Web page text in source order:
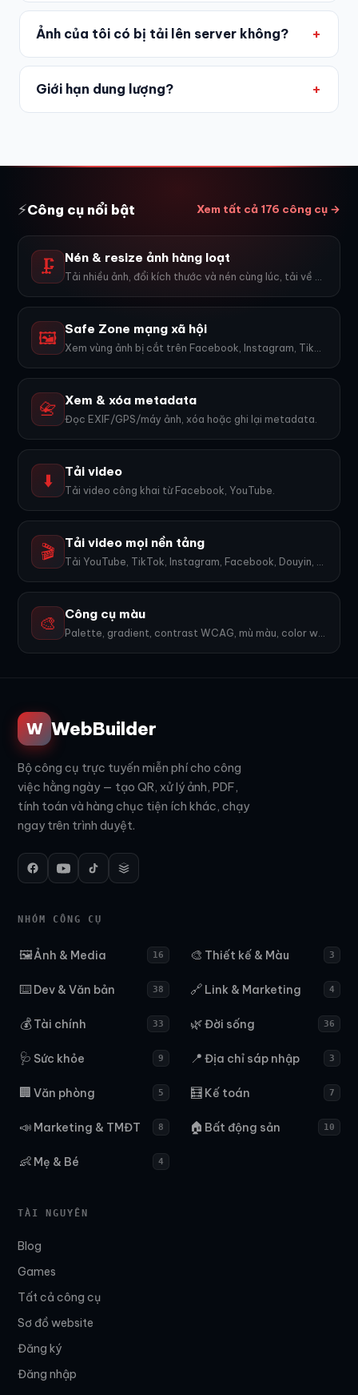
Ảnh của tôi có bị tải lên server không?
Giới hạn dung lượng?
⚡Công cụ nổi bật Xem tất cả 176 công cụ →
🗜️ Nén & resize ảnh hàng loạt
Tải nhiều ảnh, đổi kích thước và nén cùng lúc, tải về ZIP.
🖼️ Safe Zone mạng xã hội
Xem vùng ảnh bị cắt trên Facebook, Instagram, TikTok, YouTube...
📇 Xem & xóa metadata
Đọc EXIF/GPS/máy ảnh, xóa hoặc ghi lại metadata.
⬇️ Tải video
Tải video công khai từ Facebook, YouTube.
🎬 Tải video mọi nền tảng
Tải YouTube, TikTok, Instagram, Facebook, Douyin, Bilibili, X... 1600+ nền tảng, không watermark.
🎨 Công cụ màu
Palette, gradient, contrast WCAG, mù màu, color wheel, export PNG. 9 công cụ.
W WebBuilder
Bộ công cụ trực tuyến miễn phí cho công
việc hằng ngày — tạo QR, xử lý ảnh, PDF,
tính toán và hàng chục tiện ích khác, chạy
ngay trên trình duyệt.
NHÓM CÔNG CỤ
🖼️Ảnh & Media 16 🎨 Thiết kế & Màu 3
⌨️ Dev & Văn bản 38 🔗 Link & Marketing 4
💰Tài chính 33 🌿Đời sống 36
🩺 Sức khỏe 9 📍 Địa chỉ sáp nhập 3
🏢 Văn phòng 5 🧮 Kế toán 7
📣 Marketing & TMĐT 8 🏠 Bất động sản 10
👶 Mẹ & Bé 4
TÀI NGUYÊN
Blog
Games
Tất cả công cụ
Sơ đồ website
Đăng ký
Đăng nhập